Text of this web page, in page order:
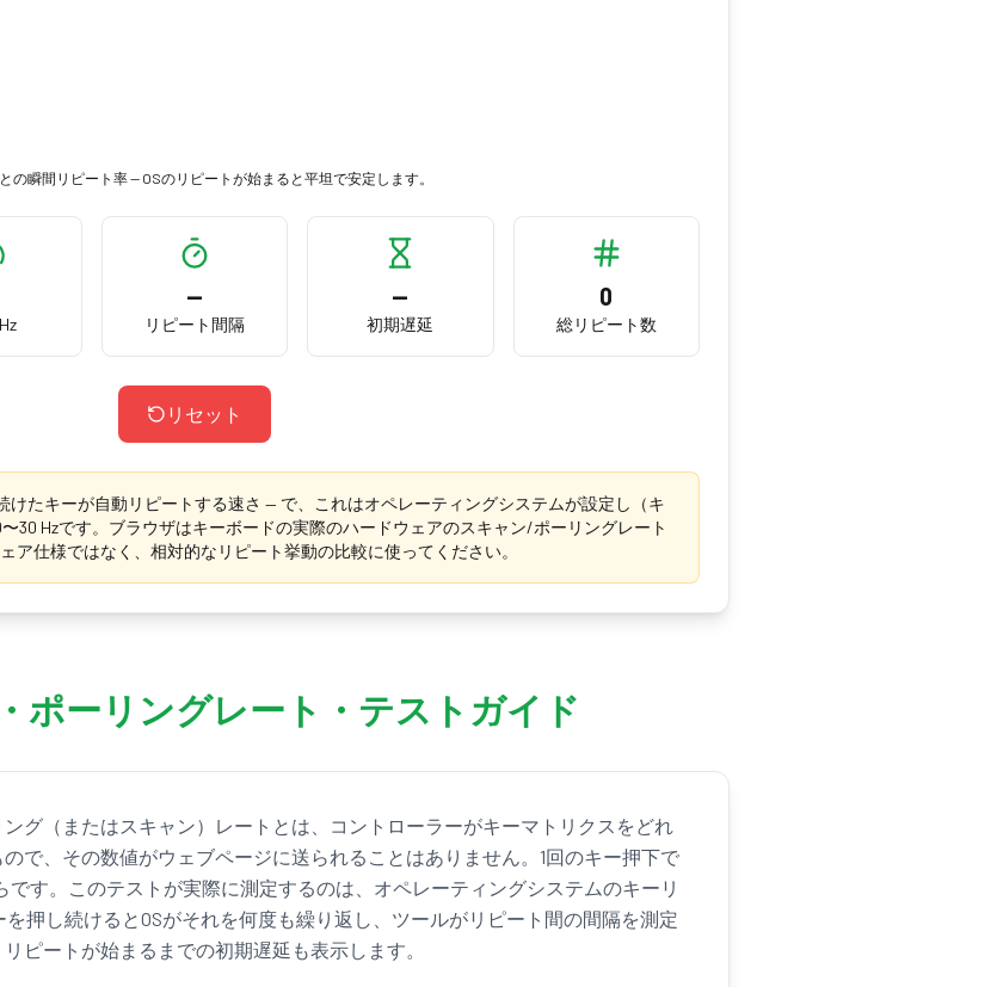
の瞬間リピート率 — OSのリピートが始まると平坦で安定します。
—
リピート間隔
—
初期遅延
0
総リピート数
リセット
けたキーが自動リピートする速さ — で、これはオペレーティングシステムが設定し（キ
30 Hzです。ブラウザはキーボードの実際のハードウェアのスキャン/ポーリングレート
ア仕様ではなく、相対的なリピート挙動の比較に使ってください。
ポーリングレート・テストガイド
グ（またはスキャン）レートとは、コントローラーがキーマトリクスをどれ
で、その数値がウェブページに送られることはありません。1回のキー押下で
です。このテストが実際に測定するのは、オペレーティングシステムのキーリ
押し続けるとOSがそれを何度も繰り返し、ツールがリピート間の間隔を測定
ピートが始まるまでの初期遅延も表示します。